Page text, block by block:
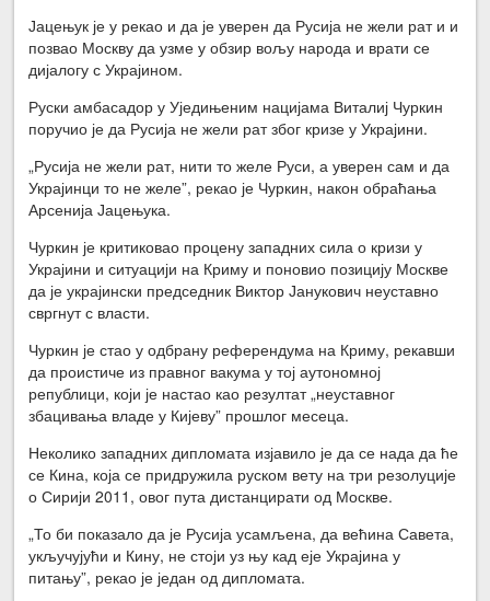
Јацењук је у рекао и да је уверен да Русија не жели рат и и
позвао Москву да узме у обзир вољу народа и врати се
дијалогу с Украјином.
Руски амбасадор у Уједињеним нацијама Виталиј Чуркин
поручио је да Русија не жели рат због кризе у Украјини.
„Русија не жели рат, нити то желе Руси, а уверен сам и да
Украјинци то не желе”, рекао је Чуркин, након обраћања
Арсенија Јацењука.
Чуркин је критиковао процену западних сила о кризи у
Украјини и ситуацији на Криму и поновио позицију Москве
да је украјински председник Виктор Јанукович неуставно
свргнут с власти.
Чуркин је стао у одбрану референдума на Криму, рекавши
да проистиче из правног вакума у тој аутономној
републици, који је настао као резултат „неуставног
збацивања владе у Кијеву” прошлог месеца.
Неколико западних дипломата изјавило је да се нада да ће
се Кина, која се придружила руском вету на три резолуције
о Сирији 2011, овог пута дистанцирати од Москве.
„То би показало да је Русија усамљена, да већина Савета,
укључујући и Кину, не стоји уз њу кад еје Украјина у
питању”, рекао је један од дипломата.